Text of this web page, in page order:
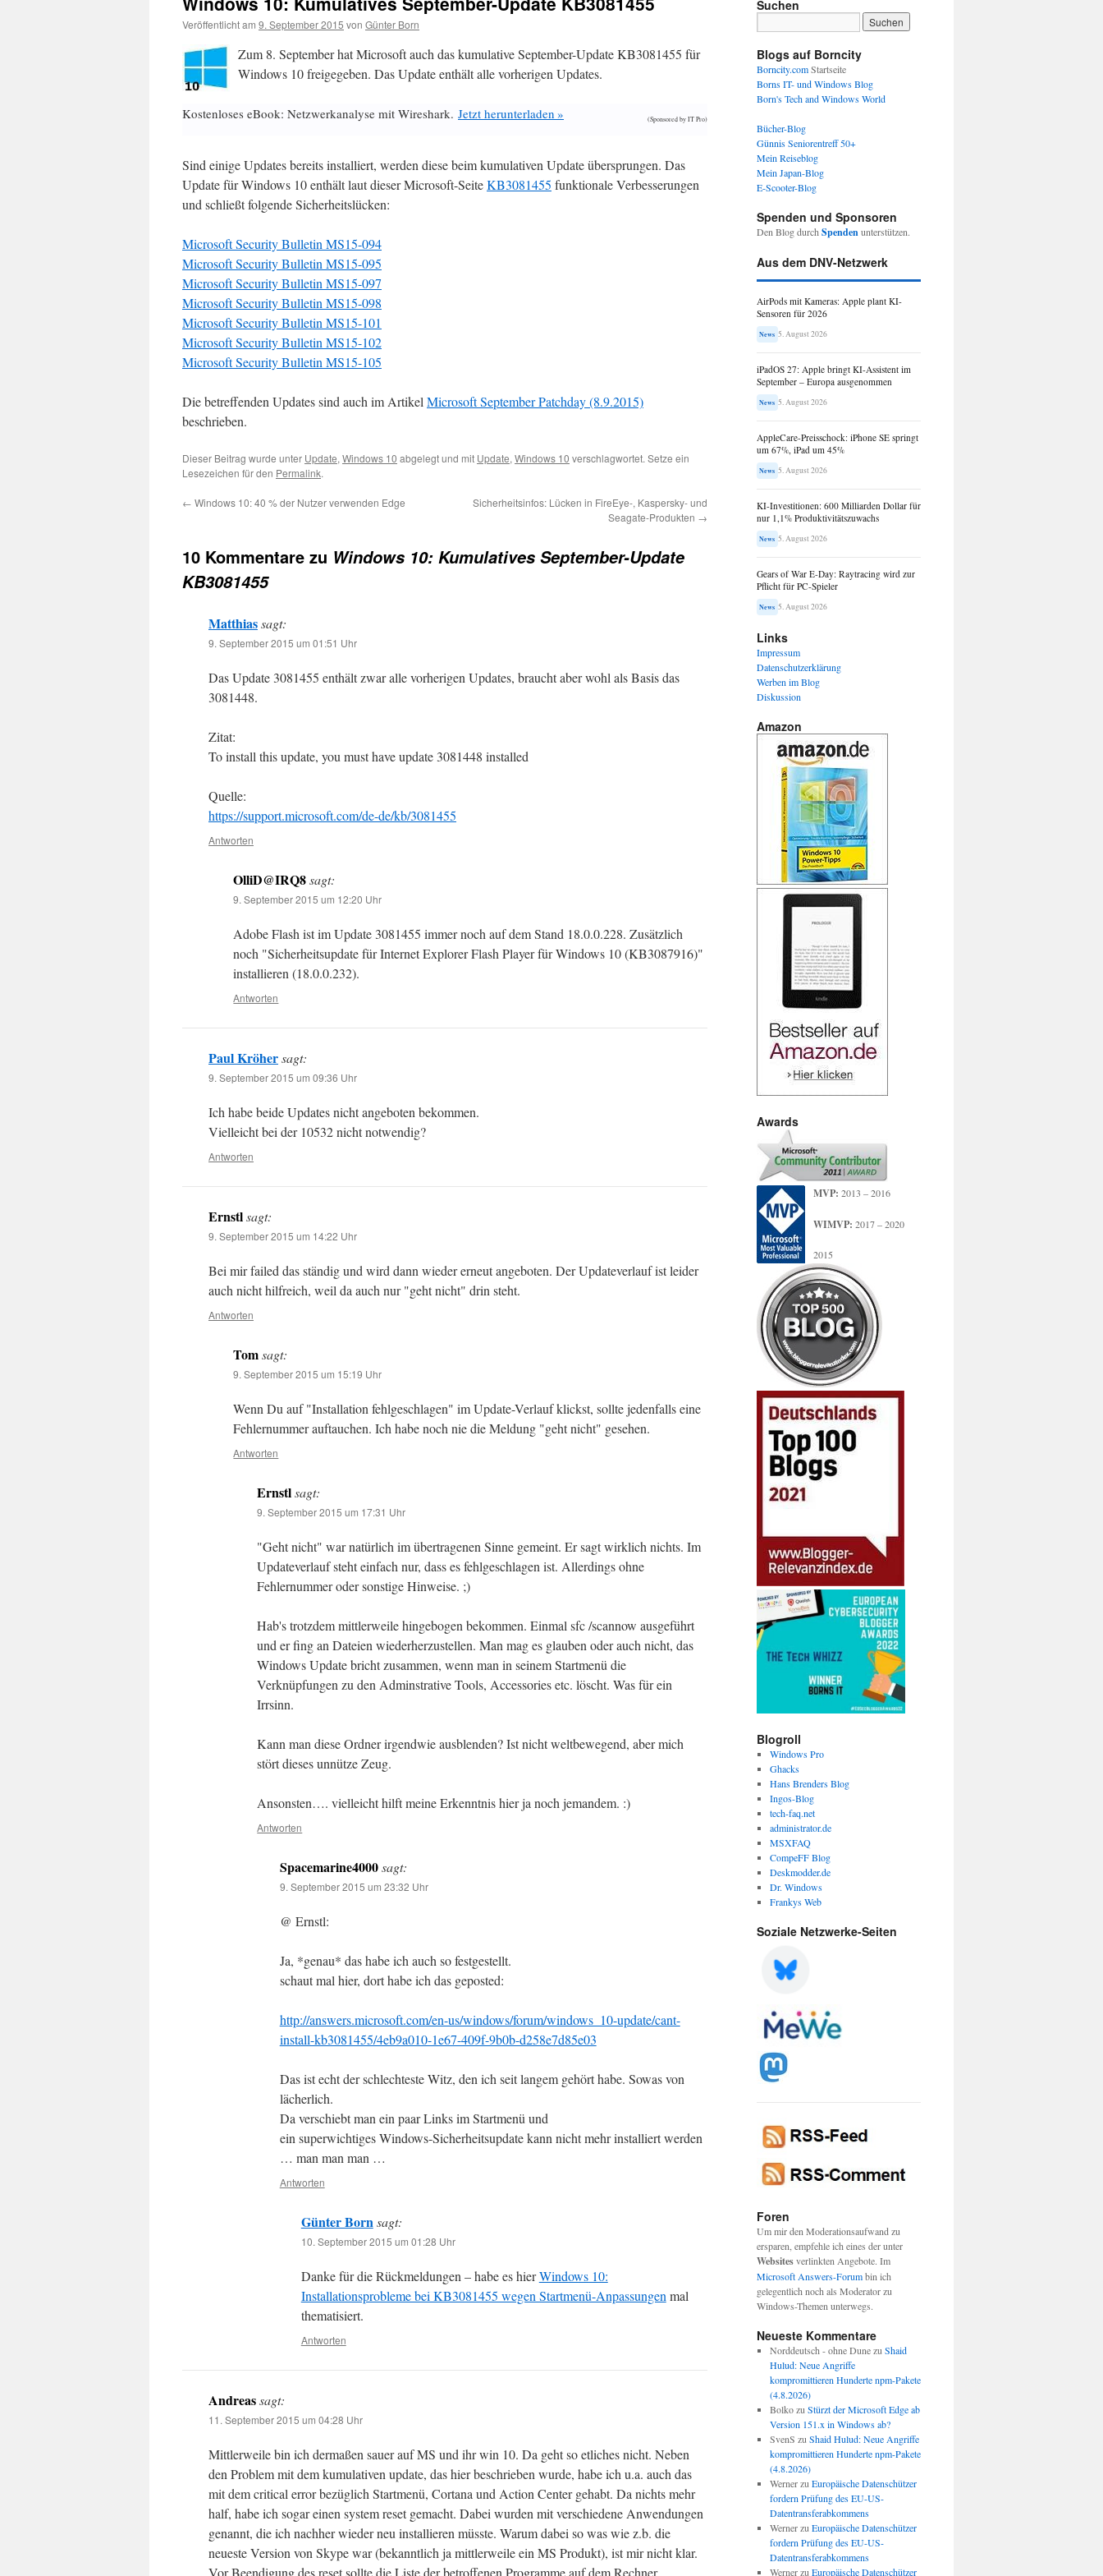
Veröffentlicht am 9. September 2015 von Günter Born
Zum 8. September hat Microsoft auch das kumulative September-Update KB3081455 für
Windows 10 freigegeben. Das Update enthält alle vorherigen Updates.
Kostenloses eBook: Netzwerkanalyse mit Wireshark. Jetzt herunterladen » (Sponsored by IT Pro)
Sind einige Updates bereits installiert, werden diese beim kumulativen Update übersprungen. Das
Update für Windows 10 enthält laut dieser Microsoft-SeiteKB3081455 funktionale Verbesserungen
und schließt folgende Sicherheitslücken:
Microsoft Security Bulletin MS15-094
Microsoft Security Bulletin MS15-095
Microsoft Security Bulletin MS15-097
Microsoft Security Bulletin MS15-098
Microsoft Security Bulletin MS15-101
Microsoft Security Bulletin MS15-102
Microsoft Security Bulletin MS15-105
Die betreffenden Updates sind auch im Artikel Microsoft September Patchday (8.9.2015)
beschrieben.
Dieser Beitrag wurde unter Update, Windows 10 abgelegt und mit Update, Windows 10 verschlagwortet. Setze ein
Lesezeichen für den Permalink.
← Windows 10: 40 % der Nutzer verwenden Edge
Sicherheitsinfos: Lücken in FireEye-, Kaspersky- und
Seagate-Produkten →
10 Kommentare zu Windows 10: Kumulatives September-Update
KB3081455
Matthiassagt:
9. September 2015 um 01:51 Uhr
Das Update 3081455 enthält zwar alle vorherigen Updates, braucht aber wohl als Basis das
3081448.
Zitat:
To install this update, you must have update 3081448 installed
Quelle:
https://support.microsoft.com/de-de/kb/3081455
Antworten
OlliD@IRQ8 sagt:
9. September 2015 um 12:20 Uhr
Adobe Flash ist im Update 3081455 immer noch auf dem Stand 18.0.0.228. Zusätzlich
noch "Sicherheitsupdate für Internet Explorer Flash Player für Windows 10 (KB3087916)"
installieren (18.0.0.232).
Antworten
Paul Kröhersagt:
9. September 2015 um 09:36 Uhr
Ich habe beide Updates nicht angeboten bekommen.
Vielleicht bei der 10532 nicht notwendig?
Antworten
Ernstlsagt:
9. September 2015 um 14:22 Uhr
Bei mir failed das ständig und wird dann wieder erneut angeboten. Der Updateverlauf ist leider
auch nicht hilfreich, weil da auch nur "geht nicht" drin steht.
Antworten
Tom sagt:
9. September 2015 um 15:19 Uhr
Wenn Du auf "Installation fehlgeschlagen" im Update-Verlauf klickst, sollte jedenfalls eine
Fehlernummer auftauchen. Ich habe noch nie die Meldung "geht nicht" gesehen.
Antworten
Ernstl sagt:
9. September 2015 um 17:31 Uhr
"Geht nicht" war natürlich im übertragenen Sinne gemeint. Er sagt wirklich nichts. Im
Updateverlauf steht einfach nur, dass es fehlgeschlagen ist. Allerdings ohne
Fehlernummer oder sonstige Hinweise. ;)
Hab's trotzdem mittlerweile hingebogen bekommen. Einmal sfc /scannow ausgeführt
und er fing an Dateien wiederherzustellen. Man mag es glauben oder auch nicht, das
Windows Update bricht zusammen, wenn man in seinem Startmenü die
Verknüpfungen zu den Adminstrative Tools, Accessories etc. löscht. Was für ein
Irrsinn.
Kann man diese Ordner irgendwie ausblenden? Ist nicht weltbewegend, aber mich
stört dieses unnütze Zeug.
Ansonsten…. vielleicht hilft meine Erkenntnis hier ja noch jemandem. :)
Antworten
Spacemarine4000 sagt:
9. September 2015 um 23:32 Uhr
@ Ernstl:
Ja, *genau* das habe ich auch so festgestellt.
schaut mal hier, dort habe ich das geposted:
http://answers.microsoft.com/en-us/windows/forum/windows_10-update/cant-
install-kb3081455/4eb9a010-1e67-409f-9b0b-d258e7d85e03
Das ist echt der schlechteste Witz, den ich seit langem gehört habe. Sowas von
lächerlich.
Da verschiebt man ein paar Links im Startmenü und
ein superwichtiges Windows-Sicherheitsupdate kann nicht mehr installiert werden
… man man man …
Antworten
Günter Born sagt:
10. September 2015 um 01:28 Uhr
Danke für die Rückmeldungen – habe es hierWindows 10:
Installationsprobleme bei KB3081455 wegen Startmenü-Anpassungen mal
thematisiert.
Antworten
Andreassagt:
11. September 2015 um 04:28 Uhr
Mittlerweile bin ich dermaßen sauer auf MS und ihr win 10. Da geht so etliches nicht. Neben
den Problem mit dem kumulativen update, das hier beschrieben wurde, habe ich u.a. auch das
mit dem critical error bezüglich Startmenü, Cortana und Action Center gehabt. Da nichts mehr
half, habe ich sogar einen system reset gemacht. Dabei wurden mit verschiedene Anwendungen
genannt, die ich nachher wieder neu installieren müsste. Warum dabei so was wie z.b. die
neueste Version von Skype war (bekanntlich ja mittlerweile ein MS Produkt), ist mir nicht klar.
Vor Beendigung des reset sollte die Liste der betroffenen Programme auf dem Rechner
Suchen
Blogs auf Borncity
Borncity.comStartseite
Borns IT- und Windows Blog
Born's Tech and Windows World
Bücher-Blog
Günnis Seniorentreff 50+
Mein Reiseblog
Mein Japan-Blog
E-Scooter-Blog
Spenden und Sponsoren
Den Blog durch Spendenunterstützen.
Aus dem DNV-Netzwerk
AirPods mit Kameras: Apple plant KI-
Sensoren für 2026
News 5. August 2026
iPadOS 27: Apple bringt KI-Assistent im
September – Europa ausgenommen
News 5. August 2026
AppleCare-Preisschock: iPhone SE springt
um 67%, iPad um 45%
News 5. August 2026
KI-Investitionen: 600 Milliarden Dollar für
nur 1,1% Produktivitätszuwachs
News 5. August 2026
Gears of War E-Day: Raytracing wird zur
Pflicht für PC-Spieler
News 5. August 2026
Links
Impressum
Datenschutzerklärung
Werben im Blog
Diskussion
Amazon
Awards
MVP: 2013 – 2016
WIMVP: 2017 – 2020
2015
Blogroll
Windows Pro
Ghacks
Hans Brenders Blog
Ingos-Blog
tech-faq.net
administrator.de
MSXFAQ
CompeFF Blog
Deskmodder.de
Dr. Windows
Frankys Web
Soziale Netzwerke-Seiten
Foren
Um mir den Moderationsaufwand zu
ersparen, empfehle ich eines der unter
Websitesverlinkten Angebote. Im
Microsoft Answers-Forumbin ich
gelegentlich noch als Moderator zu
Windows-Themen unterwegs.
Neueste Kommentare
Norddeutsch - ohne Dunezu Shaid
Hulud: Neue Angriffe
kompromittieren Hunderte npm-Pakete
(4.8.2026)
Bolkozu Stürzt der Microsoft Edge ab
Version 151.x in Windows ab?
SvenS zu Shaid Hulud: Neue Angriffe
kompromittieren Hunderte npm-Pakete
(4.8.2026)
Wernerzu Europäische Datenschützer
fordern Prüfung des EU-US-
Datentransferabkommens
Wernerzu Europäische Datenschützer
fordern Prüfung des EU-US-
Datentransferabkommens
Wernerzu Europäische Datenschützer